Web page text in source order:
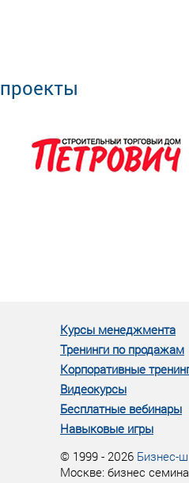
Курсы менеджмента
Тренинги по продажам
Корпоративные
Видеокурсы
Бесплатные вебинары
Навыковые игры
© 1999 - 2026 Бизнес-
Москве: бизнес